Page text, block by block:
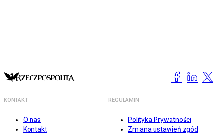
KONTAKT
O nas
Kontakt
REGULAMIN
Polityka Prywatności
Zmiana ustawień zgód